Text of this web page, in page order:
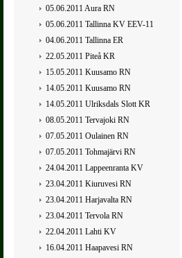
05.06.2011 Aura RN
05.06.2011 Tallinna KV EEV-11
04.06.2011 Tallinna ER
22.05.2011 Piteå KR
15.05.2011 Kuusamo RN
14.05.2011 Kuusamo RN
14.05.2011 Ulriksdals Slott KR
08.05.2011 Tervajoki RN
07.05.2011 Oulainen RN
07.05.2011 Tohmajärvi RN
24.04.2011 Lappeenranta KV
23.04.2011 Kiuruvesi RN
23.04.2011 Harjavalta RN
23.04.2011 Tervola RN
22.04.2011 Lahti KV
16.04.2011 Haapavesi RN